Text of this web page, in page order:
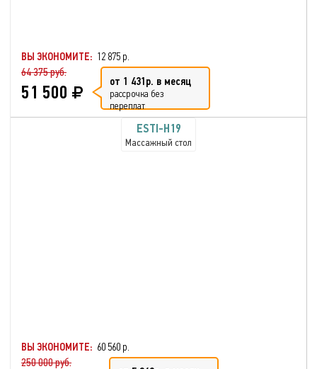
ВЫ ЭКОНОМИТЕ: 12 875 р.
64 375 руб.
51 500 от 1 431р. в месяц
рассрочка без
переплат
ESTI-H19
Массажный стол
ВЫ ЭКОНОМИТЕ: 60 560 р.
250 000 руб.